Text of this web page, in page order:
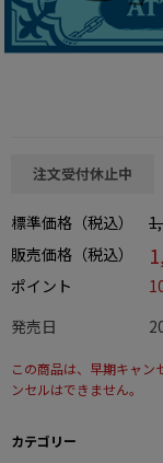
この商品をシェアする
注文受付休止中
標準価格（税込）
販売価格（税込）
ポイント
発売日
この商品は、早期キャン
ンセルはできません。
カテゴリー